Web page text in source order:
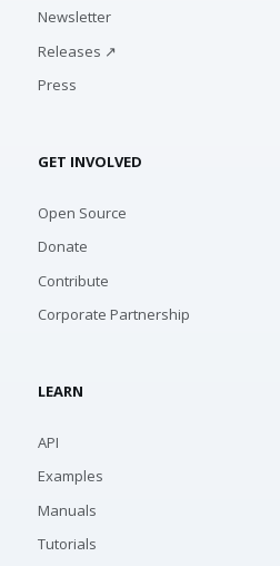
Newsletter
Releases ↗
Press
GET INVOLVED
Open Source
Donate
Contribute
Corporate Partnership
LEARN
API
Examples
Manuals
Tutorials